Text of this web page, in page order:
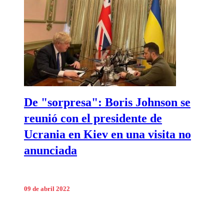
De "sorpresa": Boris Johnson se
reunió con el presidente de
Ucrania en Kiev en una visita no
anunciada
09 de abril 2022